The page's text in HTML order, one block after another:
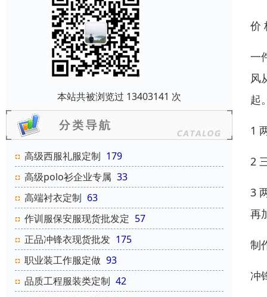
本站共被浏览过 13403141 次
高级西服礼服定制 179
高级polo衫企业专属 33
高端衬衣定制 63
作训服保安服现货批发定 57
正品冲锋衣现货批发 175
职业装工作服定做 93
品质工程服装类定制 42
价
一
风
起
1
2
3
再
制
冲